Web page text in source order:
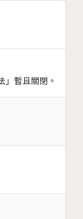
」暫且關閉。